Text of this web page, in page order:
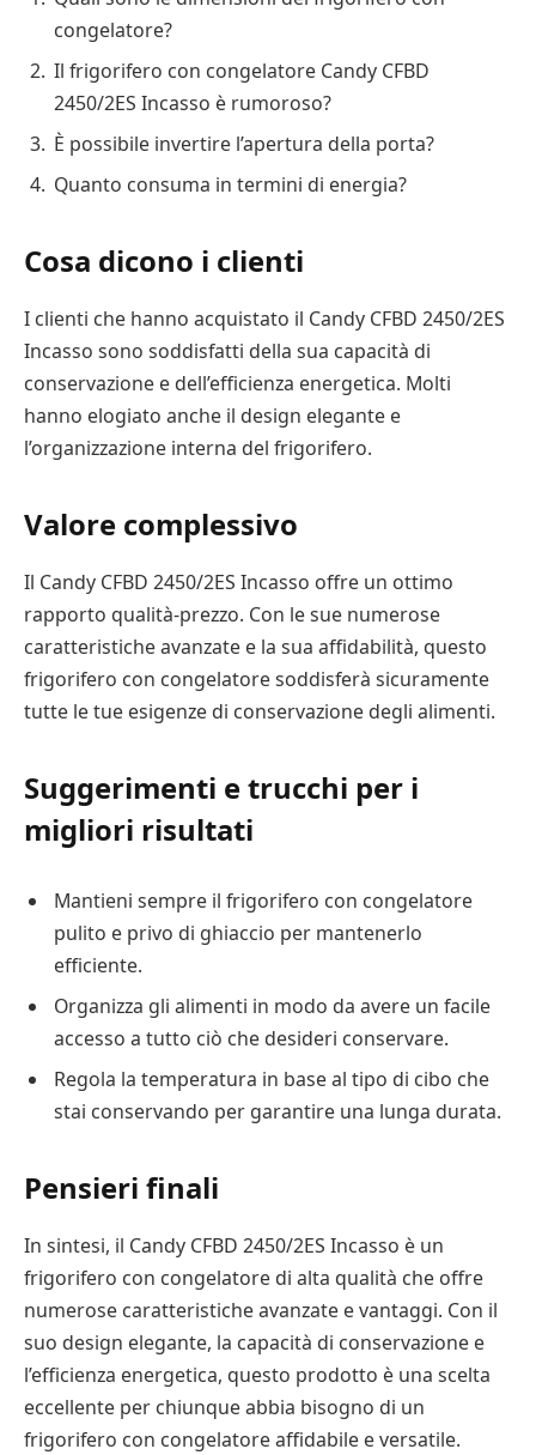
congelatore?
Il frigorifero con congelatore Candy CFBD
2450/2ES Incasso è rumoroso?
È possibile invertire l’apertura della porta?
Quanto consuma in termini di energia?
Cosa dicono i clienti
I clienti che hanno acquistato il Candy CFBD 2450/2ES
Incasso sono soddisfatti della sua capacità di
conservazione e dell’efficienza energetica. Molti
hanno elogiato anche il design elegante e
l’organizzazione interna del frigorifero.
Valore complessivo
Il Candy CFBD 2450/2ES Incasso offre un ottimo
rapporto qualità-prezzo. Con le sue numerose
caratteristiche avanzate e la sua affidabilità, questo
frigorifero con congelatore soddisferà sicuramente
tutte le tue esigenze di conservazione degli alimenti.
Suggerimenti e trucchi per i
migliori risultati
Mantieni sempre il frigorifero con congelatore
pulito e privo di ghiaccio per mantenerlo
efficiente.
Organizza gli alimenti in modo da avere un facile
accesso a tutto ciò che desideri conservare.
Regola la temperatura in base al tipo di cibo che
stai conservando per garantire una lunga durata.
Pensieri finali
In sintesi, il Candy CFBD 2450/2ES Incasso è un
frigorifero con congelatore di alta qualità che offre
numerose caratteristiche avanzate e vantaggi. Con il
suo design elegante, la capacità di conservazione e
l’efficienza energetica, questo prodotto è una scelta
eccellente per chiunque abbia bisogno di un
frigorifero con congelatore affidabile e versatile.